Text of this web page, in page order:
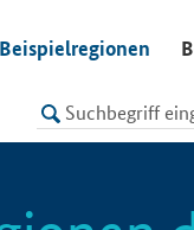
Beispielregionen
LISTE